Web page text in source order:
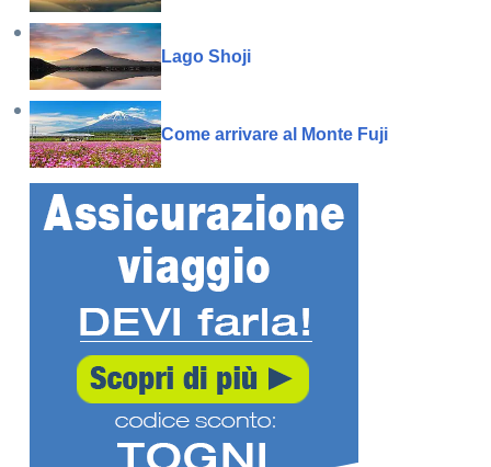
Lago Shoji
Come arrivare al Monte Fuji